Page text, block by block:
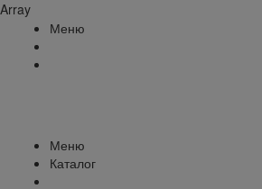
Array
Меню
Меню
Каталог